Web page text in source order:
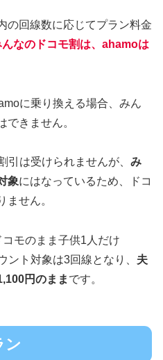
の回線数に応じてプラン料金
なのドコモ割は、 ahamoは
に乗り換える場合、みん
できません。
引は受けられませんが、 み
象にはなっているため、ドコ
ません。
モのまま子供1人だけ
ント対象は3回線となり、 夫
円のまま です。
ン